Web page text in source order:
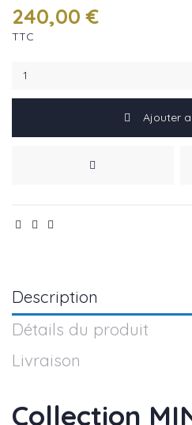
240,00 €
TTC
Ajouter
Description
Détails du produit
Livraison
Collection